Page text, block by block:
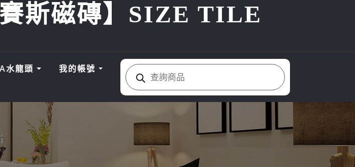
斯磁磚】SIZE TILE
水龍頭 我的帳號 Products
search